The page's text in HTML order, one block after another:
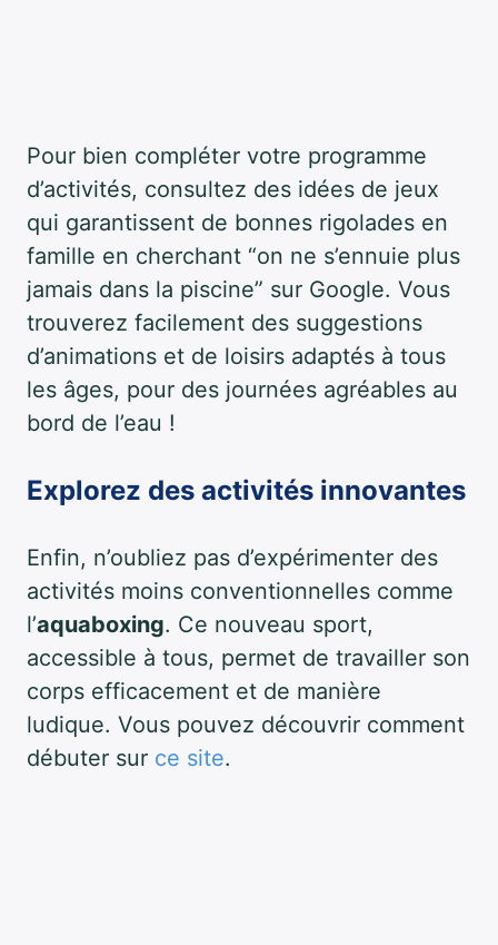
Pour bien compléter votre programme
d’activités, consultez des idées de jeux
qui garantissent de bonnes rigolades en
famille en cherchant “on ne s’ennuie plus
jamais dans la piscine” sur Google. Vous
trouverez facilement des suggestions
d’animations et de loisirs adaptés à tous
les âges, pour des journées agréables au
bord de l’eau !
Explorez des activités innovantes
Enfin, n’oubliez pas d’expérimenter des
activités moins conventionnelles comme
l’aquaboxing. Ce nouveau sport,
accessible à tous, permet de travailler son
corps efficacement et de manière
ludique. Vous pouvez découvrir comment
débuter sur ce site.